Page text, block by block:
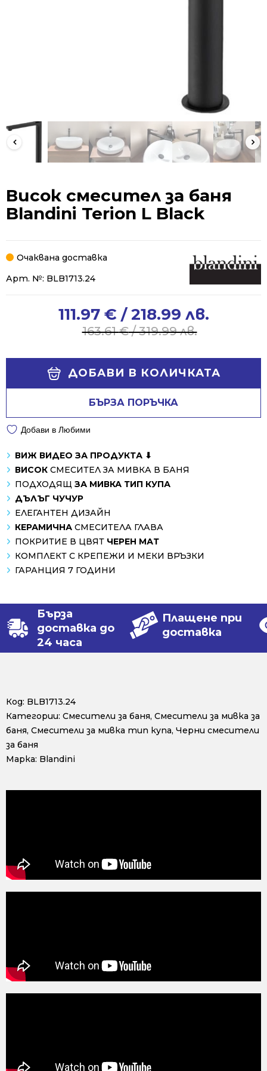
Висок смесител за баня
Blandini Terion L Black
Очаквана доставка
Арт. №: BLB1713.24
163.61€/ 319.99 лв.
163.61 €
111.97 € / 218.99 лв.
111.97 €
ДОБАВИ В КОЛИЧКАТА
БЪРЗА ПОРЪЧКА
Добави в Любими
ВИЖ ВИДЕО ЗА ПРОДУКТА ⬇
ВИСОК СМЕСИТЕЛ ЗА МИВКА В БАНЯ
ПОДХОДЯЩ ЗА МИВКА ТИП КУПА
ДЪЛЪГ ЧУЧУР
ЕЛЕГАНТЕН ДИЗАЙН
КЕРАМИЧНА СМЕСИТЕЛА ГЛАВА
ПОКРИТИЕ В ЦВЯТ ЧЕРЕН МАТ
КОМПЛЕКТ С КРЕПЕЖИ И МЕКИ ВРЪЗКИ
ГАРАНЦИЯ 7 ГОДИНИ
Бърза
доставка до
24 часа
Плащене при
доставка
Код: BLB1713.24
Категории: Смесители за баня, Смесители за мивка за
баня, Смесители за мивка тип купа, Черни смесители
за баня
Марка: Blandini